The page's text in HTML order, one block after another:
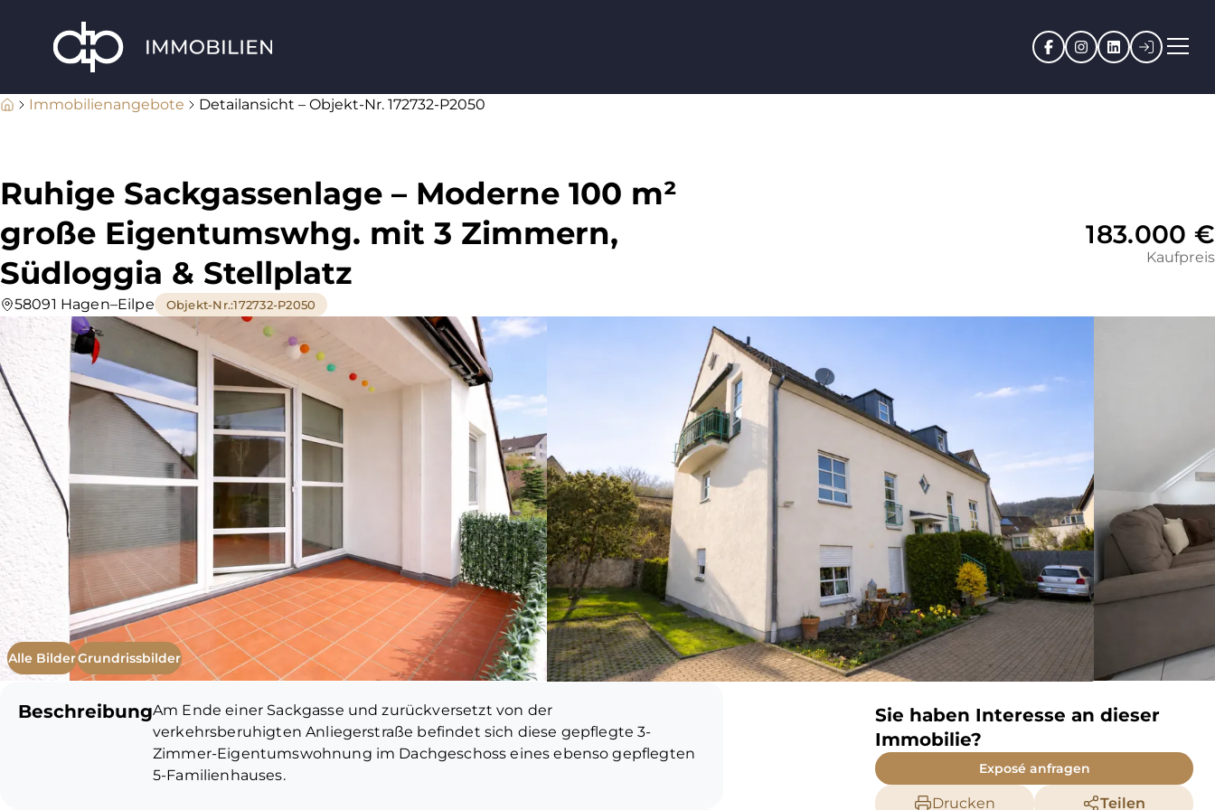
Facebook
Instagram
LinkedIn
Immobilienangebote Detailansicht – Objekt-Nr. 172732-P2050
Ruhige Sackgassenlage – Moderne 100 m²
große Eigentumswhg. mit 3 Zimmern,
Südloggia & Stellplatz
58091 Hagen–Eilpe Objekt-Nr.:172732-P2050
183.000 €
Kaufpreis
Alle BilderGrundrissbilder
BeschreibungAm Ende einer Sackgasse und zurückversetzt von der
verkehrsberuhigten Anliegerstraße befindet sich diese gepflegte 3-
Zimmer-Eigentumswohnung im Dachgeschoss eines ebenso gepflegten
5-Familienhauses.
Sie haben Interesse an dieser
Immobilie?
Exposé anfragen
Drucken
Teilen